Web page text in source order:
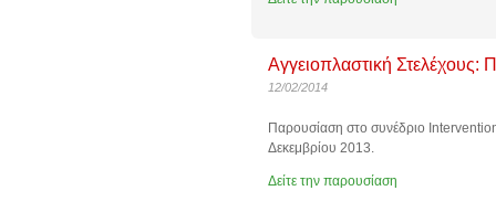
Αγγειοπλαστική Στελέχους:
12/02/2014
Παρουσίαση στο συνέδριο
Δεκεμβρίου 2013.
Δείτε την παρουσίαση